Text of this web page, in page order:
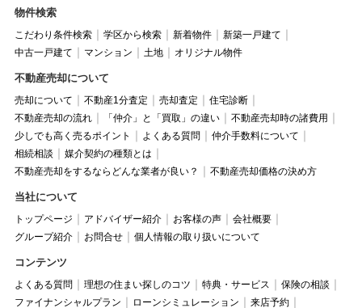
物件検索
こだわり条件検索 学区から検索 新着物件
新築一戸建て
中古一戸建て
マンション 土地 オリジナル物件
不動産売却について
売却について 不動産1分査定 売却査定
住宅診断
不動産売却の流れ
「仲介」と「買取」の違い
不動産売却時の諸費用
少しでも高く売るポイント
よくある質問
仲介手数料について
相続相談
媒介契約の種類とは
不動産売却をするならどんな業者が良い？
不動産売却価格の決め方
当社について
トップページ アドバイザー紹介 お客様の声
会社概要
グループ紹介
お問合せ 個人情報の取り扱いについて
コンテンツ
よくある質問 理想の住まい探しのコツ 特典・サービス
保険の相談
ファイナンシャルプラン
ローンシミュレーション
来店予約